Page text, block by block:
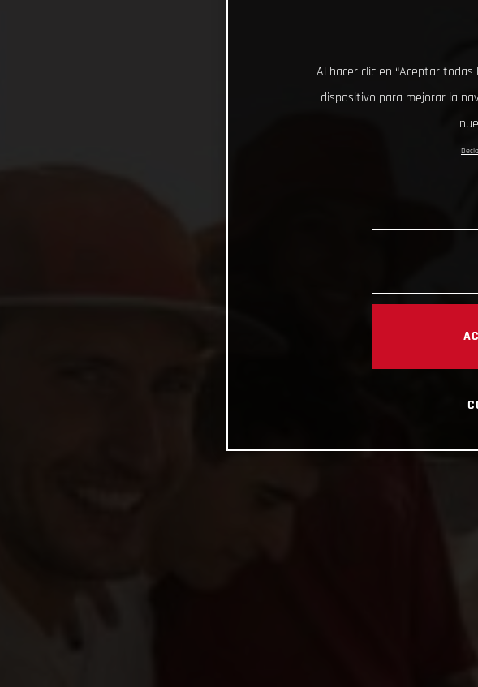
Al hacer clic en “Aceptar
dispositivo para mejorar la